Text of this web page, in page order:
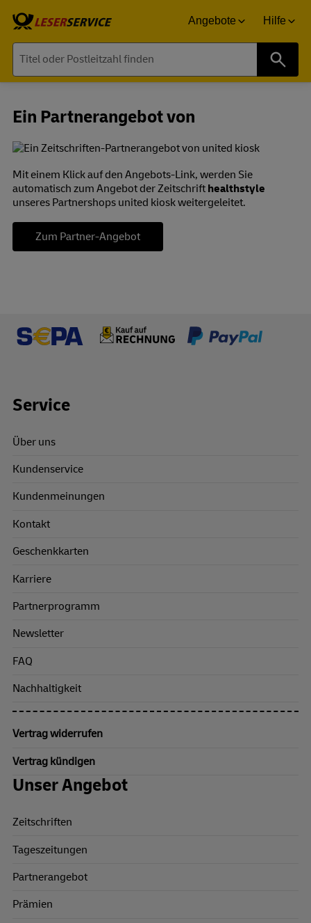
Angebote Hilfe
Ein Partnerangebot von
Mit einem Klick auf den Angebots-Link, werden Sie
automatisch zum Angebot der Zeitschrift healthstyle
unseres Partnershops united kiosk weitergeleitet.
Zum Partner-Angebot
Footer Links
Service
Über uns
Kundenservice
Kundenmeinungen
Kontakt
Geschenkkarten
Karriere
Partnerprogramm
Newsletter
FAQ
Nachhaltigkeit
Vertrag widerrufen
Vertrag kündigen
Unser Angebot
Zeitschriften
Tageszeitungen
Partnerangebot
Prämien